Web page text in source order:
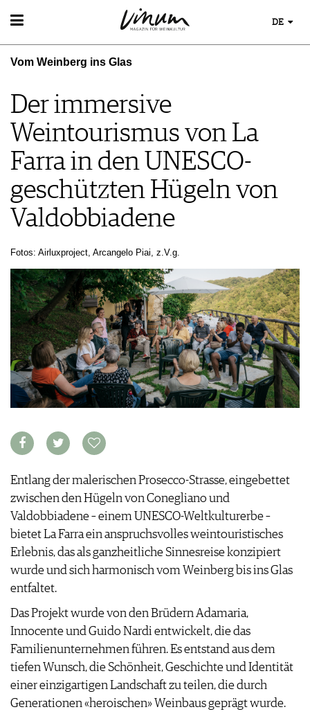
WEIN
WEINSUCHE
WINETRADECLUB
WEINE DES MONATS
TRINKREIFETABELLE
UNIQUE WINERIES
CLUB LES DOMAINES
WEINREGIONEN
WEINLEXIKON
WEINGESCHICHTE
WEINLAGERUNG
INFOGRAFIKEN
TIPPS & TRICKS
NEWS
EVENTS
EVENTKALENDER
EVENT-BILDER
ESSEN & TRINKEN
FOOD PAIRING TIPPS
FOOD PAIRING TABELLE
KULINARIK
REZEPTE
HOTSPOTS
WEINREISEN
MAGAZIN
REPORTAGEN
DOSSIER
WINEGUIDES
KLARTEXT
EXTRAS
ABO
ARCHIV
VORTEILSWELT
MEDIATHEK
APPS
VIDEOS
BILDSTRECKEN
BÜCHER
NEWS
WEINWIRTSCHAFT
WEINSZENE
PORTRAITS
ARCHIV
ANMELDEN
AWARDS
GEWINNSPIELE
TRINKREIFETABELLE
WERBUNG
PRESSE
IMPRESSUM
AGB & DATENSCHUTZ
FAQ
DE
Vom Weinberg ins Glas
Der immersive
Weintourismus von La
Farra in den UNESCO-
geschützten Hügeln von
Valdobbiadene
Fotos: Airluxproject, Arcangelo Piai, z.V.g.
Entlang der malerischen Prosecco-Strasse, eingebettet
zwischen den Hügeln von Conegliano und
Valdobbiadene – einem UNESCO-Weltkulturerbe –
bietet La Farra ein anspruchsvolles weintouristisches
Erlebnis, das als ganzheitliche Sinnesreise konzipiert
wurde und sich harmonisch vom Weinberg bis ins Glas
entfaltet.
Das Projekt wurde von den Brüdern Adamaria,
Innocente und Guido Nardi entwickelt, die das
Familienunternehmen führen. Es entstand aus dem
tiefen Wunsch, die Schönheit, Geschichte und Identität
einer einzigartigen Landschaft zu teilen, die durch
Generationen «heroischen» Weinbaus geprägt wurde.